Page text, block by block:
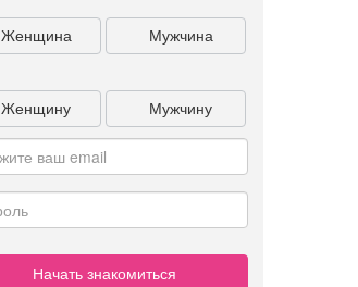
Женщина Мужчина
Женщину Мужчину
Начать знакомиться